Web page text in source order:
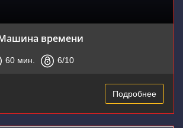
времени
60 мин. 6/10
Подробнее